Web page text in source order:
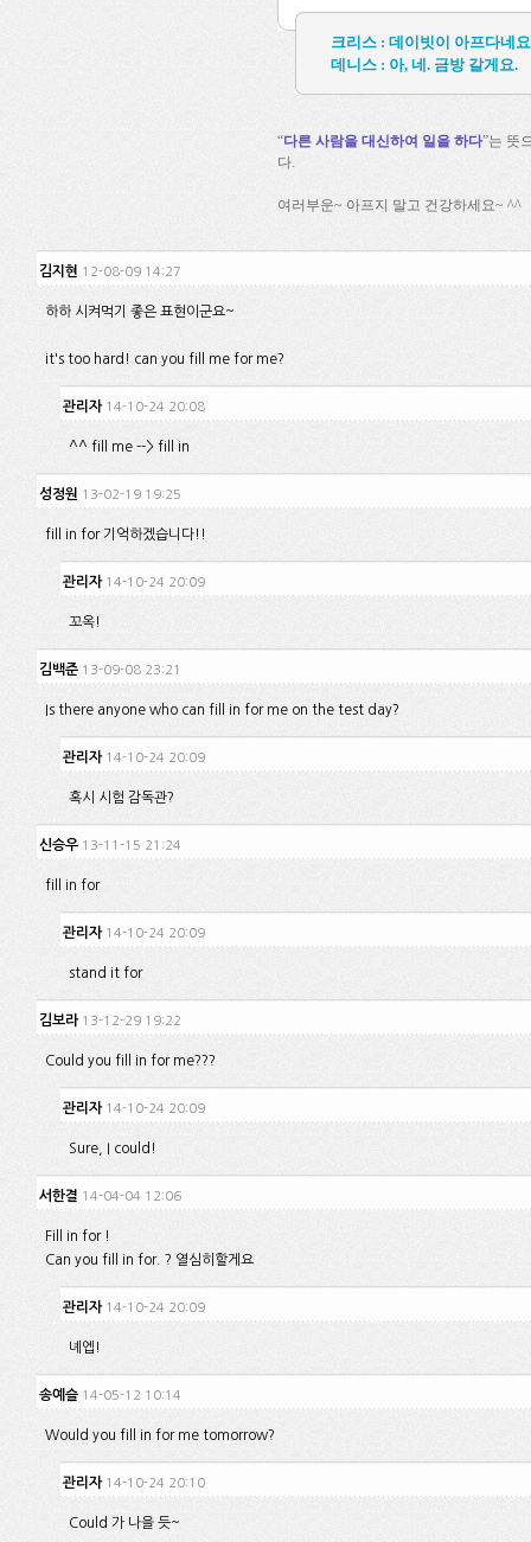
크리스 : 데이빗이 아프다네
데니스 : 아, 네. 금방 갈게요.
“다른 사람을 대신하여 일을 하다”는 뜻
다.
여러부운~ 아프지 말고 건강하세요~ ^^
김지현 12-08-09 14:27
하하 시켜먹기 좋은 표현이군요~
it's too hard! can you fill me for me?
관리자 14-10-24 20:08
^^ fill me --> fill in
성정원 13-02-19 19:25
fill in for 기억하겠습니다!!
관리자 14-10-24 20:09
꼬옥!
김백준 13-09-08 23:21
Is there anyone who can fill in for me on the test day?
관리자 14-10-24 20:09
혹시 시험 감독관?
신승우 13-11-15 21:24
fill in for
관리자 14-10-24 20:09
stand it for
김보라 13-12-29 19:22
Could you fill in for me???
관리자 14-10-24 20:09
Sure, I could!
서한결 14-04-04 12:06
Fill in for !
Can you fill in for. ? 열심히할게요
관리자 14-10-24 20:09
녜엡!
송예슬 14-05-12 10:14
Would you fill in for me tomorrow?
관리자 14-10-24 20:10
Could 가 나을 듯~